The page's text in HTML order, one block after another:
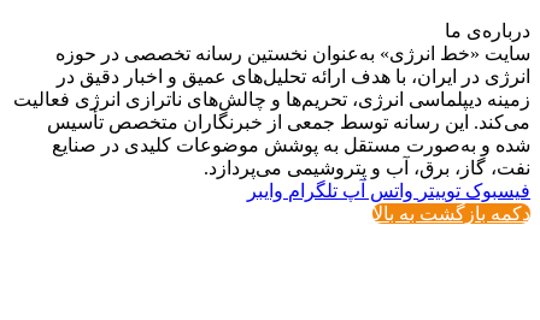
درباره‌ی ما
سایت «خط انرژی» به‌عنوان نخستین رسانه تخصصی در حوزه
انرژی در ایران، با هدف ارائه تحلیل‌های عمیق و اخبار دقیق در
زمینه دیپلماسی انرژی، تحریم‌ها و چالش‌های ناترازی انرژی فعالیت
می‌کند. این رسانه توسط جمعی از خبرنگاران متخصص تأسیس
شده و به‌صورت مستقل به پوشش موضوعات کلیدی در صنایع
نفت، گاز، برق، آب و پتروشیمی می‌پردازد.
فیسبوک توییتر واتس آپ تلگرام وایبر
دکمه بازگشت به بالا